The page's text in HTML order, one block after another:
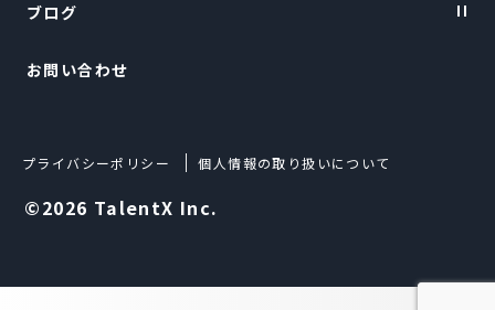
経営情報
財務ハイライト
ブログ
TalentX LIFE
お問い合わせ
©2026 TalentX Inc.
プライバシーポリシー 個人情報の取り扱いについて